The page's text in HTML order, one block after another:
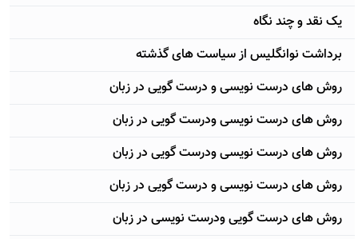
یک نقد و چند نگاه
برداشت نوانگلیس از سیاست های گذشته
روش های درست نویسی و درست گویی در زبان
روش های درست نویسی ودرست گویی در زبان
روش های درست نویسی ودرست گویی در زبان
روش های درست نویسی و درست گویی در زبان
روش های درست گویی ودرست نویسی در زبان